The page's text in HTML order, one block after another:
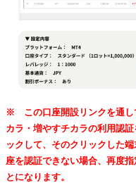
※ この口座開設リンクを通し
カラ・増やすチカラの利用認
ックして、そのクリックした
座を認証できない場合、再度
とになります。